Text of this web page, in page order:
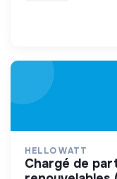
HELLO WATT
chargé de partenariats énergies